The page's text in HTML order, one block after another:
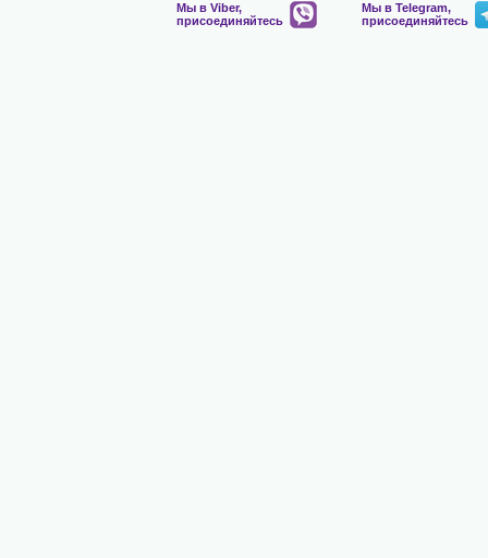
Мы в Viber,
присоединяйтесь
Мы в Telegram,
присоединяйтесь